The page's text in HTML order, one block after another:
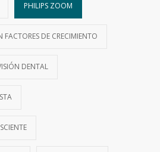
PHILIPS ZOOM
FACTORES DE CRECIMIENTO
DENTAL